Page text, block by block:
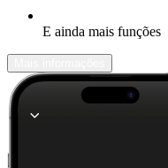
E ainda mais funções